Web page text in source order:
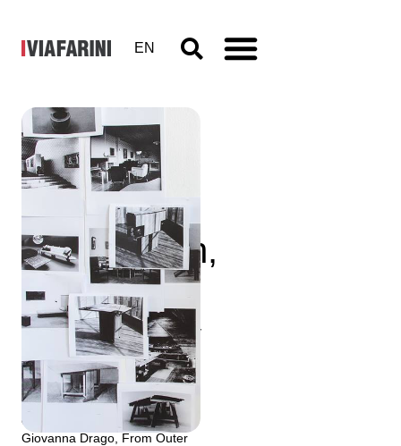
EN
Laetitia
Badaut
Haussmann,
On
Domesticity
9 - 30 aprile 2016
con Rosa Ascolese, Maria
Giovanna Drago, From Outer